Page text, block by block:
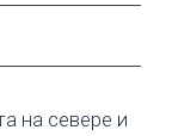
на севере и